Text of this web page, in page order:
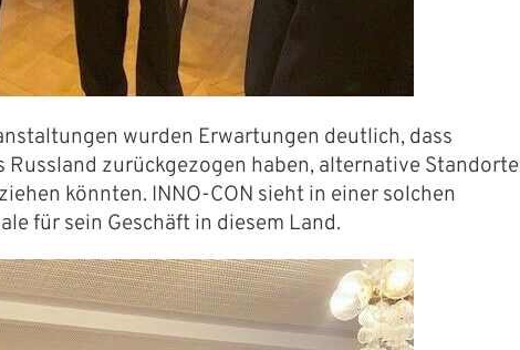
wurden Erwartungen deutlich, dass
Russland zurückgezogen haben, alternative Standorte
könnten. INNO-CON sieht in einer solchen
für sein Geschäft in diesem Land.